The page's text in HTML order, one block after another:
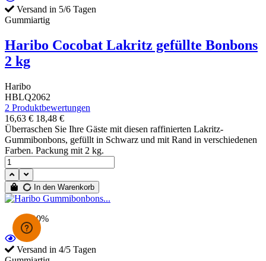
Versand in 5/6 Tagen
Gummiartig
Haribo Cocobat Lakritz gefüllte Bonbons
2 kg
Haribo
HBLQ2062
2 Produktbewertungen
16,63 € 18,48 €
Überraschen Sie Ihre Gäste mit diesen raffinierten Lakritz-
Gummibonbons, gefüllt in Schwarz und mit Rand in verschiedenen
Farben. Packung mit 2 kg.
In den Warenkorb
-10%
Versand in 4/5 Tagen